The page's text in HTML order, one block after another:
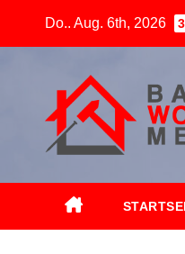
Do.. Aug. 6th, 2026